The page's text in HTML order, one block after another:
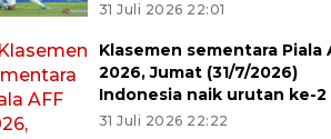
31 Juli 2026 22:01
Klasemen sementara Piala
2026, Jumat (31/7/2026)
Indonesia naik urutan ke-2
31 Juli 2026 22:22